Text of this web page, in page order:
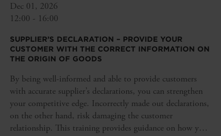
Dec 01, 2026
12:00 - 16:00
SUPPLIER’S DECLARATION – PROVIDE YOUR
CUSTOMER WITH THE CORRECT INFORMATION ON
THE ORIGIN OF GOODS
By being well-informed and able to provide customers
with accurate supplier’s declarations, you can strengthen
your competitive edge. Incorrectly made out declarations,
on the other hand, risk damaging the customer
relationship. This training provides guidance on how you